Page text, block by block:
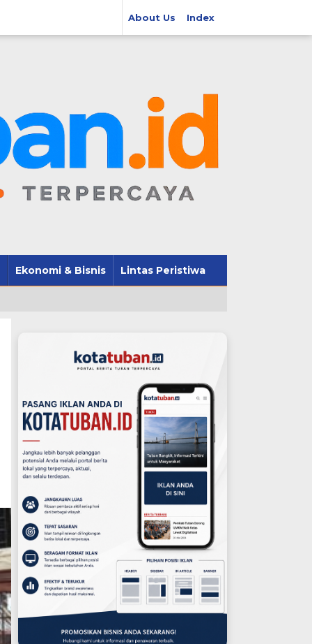
About Us Index
Ekonomi & Bisnis Lintas Peristiwa